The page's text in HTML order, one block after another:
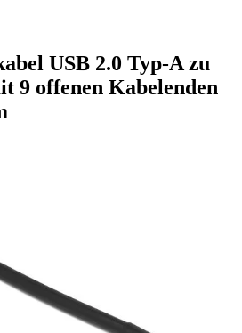
USB 2.0 Typ-A zu
9 offenen Kabelenden